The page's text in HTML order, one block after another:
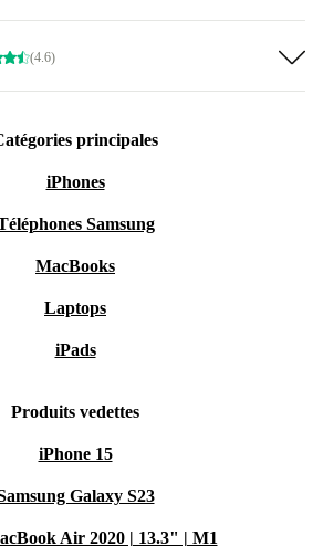
(4.6)
principales
iPhones
Samsung
MacBooks
Laptops
iPads
Produits vedettes
iPhone 15
Galaxy S23
Air 2020 | 13.3" | M1